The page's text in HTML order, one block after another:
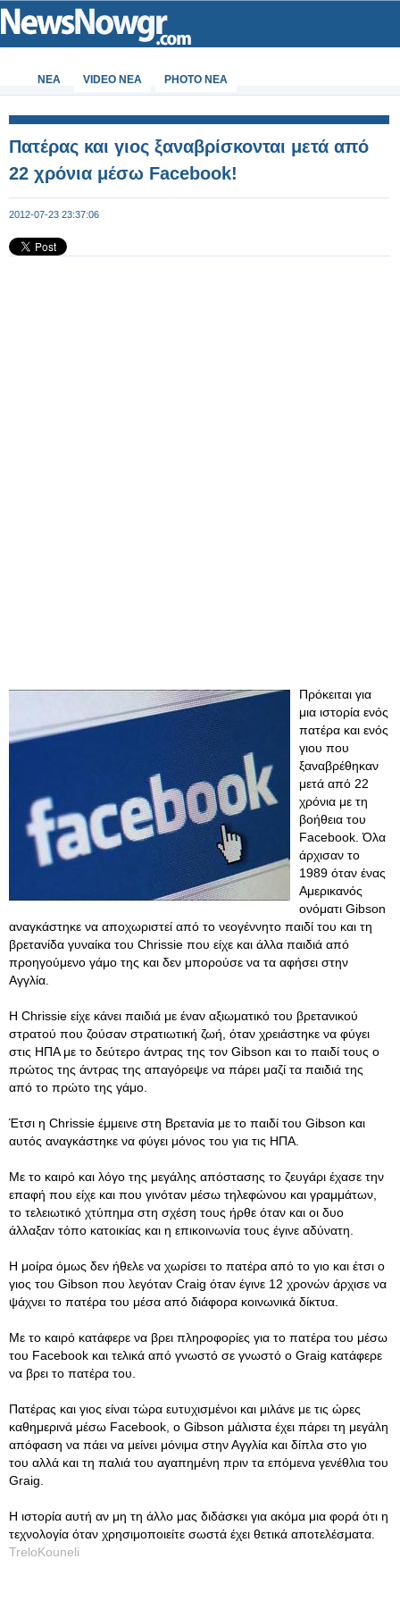
ΝΕΑ VIDEO NEA PHOTO NEA
Πατέρας και γιος ξαναβρίσκονται μετά από
22 χρόνια μέσω Facebook!
2012-07-23 23:37:06
Πρόκειται για
μια ιστορία ενός
πατέρα και ενός
γιου που
ξαναβρέθηκαν
μετά από 22
χρόνια με τη
βοήθεια του
Facebook. Όλα
άρχισαν το
1989 όταν ένας
Αμερικανός
ονόματι Gibson
αναγκάστηκε να αποχωριστεί από το νεογέννητο παιδί του και τη
βρετανίδα γυναίκα του Chrissie που είχε και άλλα παιδιά από
προηγούμενο γάμο της και δεν μπορούσε να τα αφήσει στην
Αγγλία.
Η Chrissie είχε κάνει παιδιά με έναν αξιωματικό του βρετανικού
στρατού που ζούσαν στρατιωτική ζωή, όταν χρειάστηκε να φύγει
στις ΗΠΑ με το δεύτερο άντρας της τον Gibson και το παιδί τους ο
πρώτος της άντρας της απαγόρεψε να πάρει μαζί τα παιδιά της
από το πρώτο της γάμο.
Έτσι η Chrissie έμμεινε στη Βρετανία με το παιδί του Gibson και
αυτός αναγκάστηκε να φύγει μόνος του για τις ΗΠΑ.
Με το καιρό και λόγο της μεγάλης απόστασης το ζευγάρι έχασε την
επαφή που είχε και που γινόταν μέσω τηλεφώνου και γραμμάτων,
το τελειωτικό χτύπημα στη σχέση τους ήρθε όταν και οι δυο
άλλαξαν τόπο κατοικίας και η επικοινωνία τους έγινε αδύνατη.
Η μοίρα όμως δεν ήθελε να χωρίσει το πατέρα από το γιο και έτσι ο
γιος του Gibson που λεγόταν Craig όταν έγινε 12 χρονών άρχισε να
ψάχνει το πατέρα του μέσα από διάφορα κοινωνικά δίκτυα.
Με το καιρό κατάφερε να βρει πληροφορίες για το πατέρα του μέσω
του Facebook και τελικά από γνωστό σε γνωστό ο Graig κατάφερε
να βρει το πατέρα του.
Πατέρας και γιος είναι τώρα ευτυχισμένοι και μιλάνε με τις ώρες
καθημερινά μέσω Facebook, ο Gibson μάλιστα έχει πάρει τη μεγάλη
απόφαση να πάει να μείνει μόνιμα στην Αγγλία και δίπλα στο γιο
του αλλά και τη παλιά του αγαπημένη πριν τα επόμενα γενέθλια του
Graig.
Η ιστορία αυτή αν μη τη άλλο μας διδάσκει για ακόμα μια φορά ότι η
τεχνολογία όταν χρησιμοποιείτε σωστά έχει θετικά αποτελέσματα.
TreloKouneli